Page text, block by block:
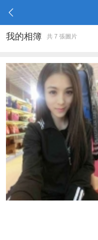
我的相簿 共 7 張圖片